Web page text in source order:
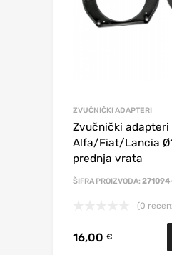
ZVUČNIČKI ADAPTERI
Zvučnički adapteri
Alfa/Fiat/Lancia
prednja vrata
ŠIFRA PROIZVODA:
(0
16,00 €